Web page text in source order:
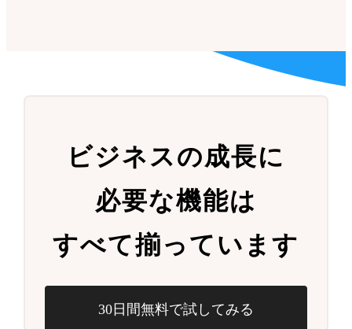
ビジネスの成長に
必要な機能は
すべて揃っています
30日間無料で試してみる